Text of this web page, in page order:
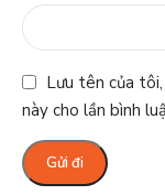
Lưu tên của
này cho lần bình